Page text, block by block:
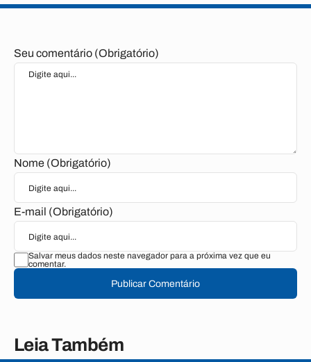
Seu comentário (Obrigatório)
Nome (Obrigatório)
E-mail (Obrigatório)
Salvar meus dados neste navegador para a próxima vez que eu
comentar.
Publicar Comentário
Leia Também